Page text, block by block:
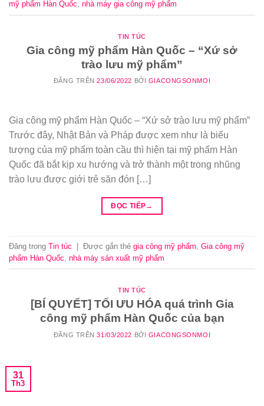
mỹ phẩm Hàn Quốc, nhà máy gia công mỹ phẩm
TIN TÚC
Gia công mỹ phẩm Hàn Quốc – “Xứ sở
trào lưu mỹ phẩm”
ĐĂNG TRÊN23/06/2022 BỞI GIACONGSONMOI
Gia công mỹ phẩm Hàn Quốc – “Xứ sở trào lưu mỹ phẩm”
Trước đây, Nhật Bản và Pháp được xem như là biểu
tượng của mỹ phẩm toàn cầu thì hiện tại mỹ phẩm Hàn
Quốc đã bắt kịp xu hướng và trở thành một trong nhũng
trào lưu được giới trẻ săn đón […]
ĐỌC TIẾP→
Đăng trong Tin túc | Được gắn thẻ gia công mỹ phẩm Gia công mỹ
phẩm Hàn Quốc nhà máy sản xuất mỹ phẩm
TIN TÚC
[BÍ QUYẾT] TỐI ƯU HÓA quá trình Gia
công mỹ phẩm Hàn Quốc của bạn
ĐĂNG TRÊN31/03/2022 BỞI GIACONGSONMOI
31
Th3